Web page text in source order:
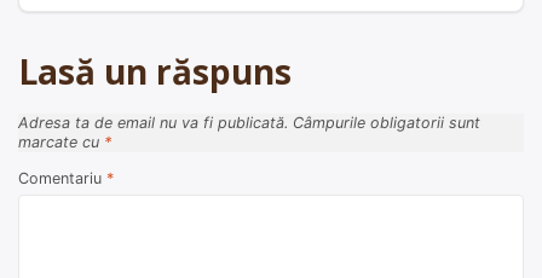
Lasă un răspuns
Adresa ta de email nu va fi publicată. Câmpurile obligatorii sunt
marcate cu *
Comentariu *